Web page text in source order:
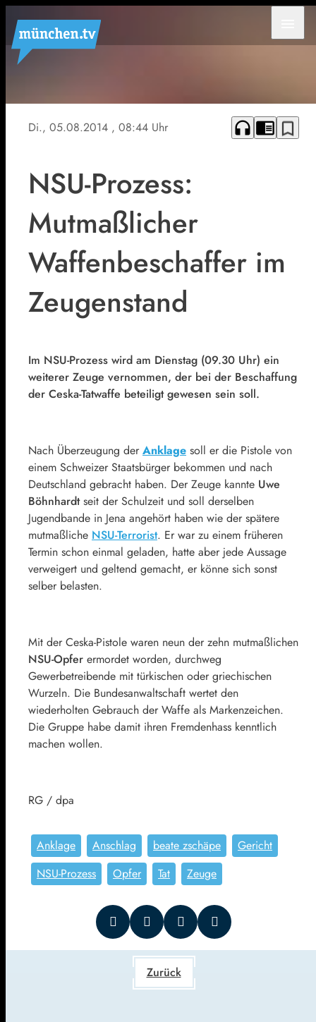
Di., 05.08.2014 , 08:44 Uhr headphones chrome_reader_mode bookmark_border
NSU-Prozess:
Mutmaßlicher
Waffenbeschaffer im
Zeugenstand
Im NSU-Prozess wird am Dienstag (09.30 Uhr) ein
weiterer Zeuge vernommen, der bei der Beschaffung
der Ceska-Tatwaffe beteiligt gewesen sein soll.
Nach Überzeugung der Anklage soll er die Pistole von
einem Schweizer Staatsbürger bekommen und nach
Deutschland gebracht haben. Der Zeuge kannte Uwe
Böhnhardtseit der Schulzeit und soll derselben
Jugendbande in Jena angehört haben wie der spätere
mutmaßliche NSU-Terrorist. Er war zu einem früheren
Termin schon einmal geladen, hatte aber jede Aussage
verweigert und geltend gemacht, er könne sich sonst
selber belasten.
Mit der Ceska-Pistole waren neun der zehn mutmaßlichen
NSU-Opfer ermordet worden, durchweg
Gewerbetreibende mit türkischen oder griechischen
Wurzeln. Die Bundesanwaltschaft wertet den
wiederholten Gebrauch der Waffe als Markenzeichen.
Die Gruppe habe damit ihren Fremdenhass kenntlich
machen wollen.
RG / dpa
Anklage Anschlag beate zschäpe
Gericht
NSU-Prozess
Opfer Tat Zeuge
Zurück